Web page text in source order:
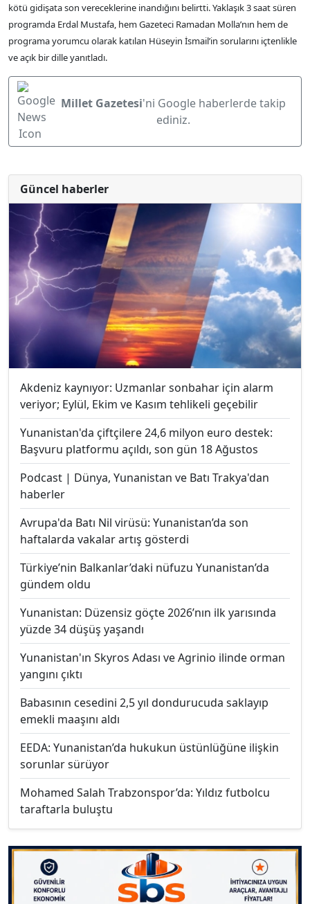
kötü gidişata son vereceklerine inandığını belirtti. Yaklaşık 3 saat süren
programda Erdal Mustafa, hem Gazeteci Ramadan Molla’nın hem de
programa yorumcu olarak katılan Hüseyin İsmail’in sorularını içtenlikle
ve açık bir dille yanıtladı.
Millet Gazetesi'ni Google haberlerde takip
ediniz.
Güncel haberler
Akdeniz kaynıyor: Uzmanlar sonbahar için alarm
veriyor; Eylül, Ekim ve Kasım tehlikeli geçebilir
Yunanistan'da çiftçilere 24,6 milyon euro destek:
Başvuru platformu açıldı, son gün 18 Ağustos
Podcast | Dünya, Yunanistan ve Batı Trakya'dan
haberler
Avrupa'da Batı Nil virüsü: Yunanistan’da son
haftalarda vakalar artış gösterdi
Türkiye’nin Balkanlar’daki nüfuzu Yunanistan’da
gündem oldu
Yunanistan: Düzensiz göçte 2026’nın ilk yarısında
yüzde 34 düşüş yaşandı
Yunanistan'ın Skyros Adası ve Agrinio ilinde orman
yangını çıktı
Babasının cesedini 2,5 yıl dondurucuda saklayıp
emekli maaşını aldı
EEDA: Yunanistan’da hukukun üstünlüğüne ilişkin
sorunlar sürüyor
Mohamed Salah Trabzonspor’da: Yıldız futbolcu
taraftarla buluştu